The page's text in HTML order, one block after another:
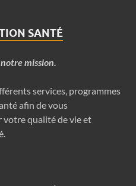
SANTÉ
mission.
services, programmes
afin de vous
votre qualité de vie et